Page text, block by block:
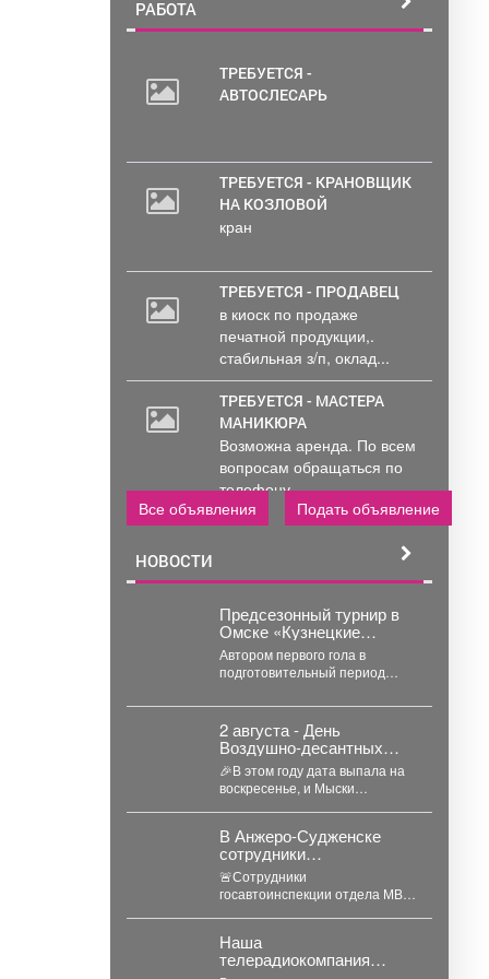
РАБОТА
ТРЕБУЕТСЯ -
АВТОСЛЕСАРЬ
ТРЕБУЕТСЯ - КРАНОВЩИК
НА КОЗЛОВОЙ
кран
ТРЕБУЕТСЯ - ПРОДАВЕЦ
в киоск по продаже
печатной продукции,.
стабильная з/п, оклад...
ТРЕБУЕТСЯ - МАСТЕРА
МАНИКЮРА
Возможна аренда. По всем
вопросам обращаться по
телефону..
Все объявления
Подать объявление
НОВОСТИ
Предсезонный турнир в
Омске «Кузнецкие
медведи» начали с
победы!
Автором первого гола в
подготовительный период
оформил Илья Шамов, шайбу
забросил...
2 августа - День
Воздушно‑десантных
войск, праздник элиты
российской армии
🎉В этом году дата выпала на
воскресенье, и Мыски
В Анжеро-Судженске
сотрудники
госавтоинспекции
оказали доврачебную
помощь мужчине,
пострадавшему от укуса
гадюки
🚨Сотрудники
госавтоинспекции отдела МВД
округу капитан полиции Виктор
Шуман и лейтенант...
Наша
телерадиокомпания